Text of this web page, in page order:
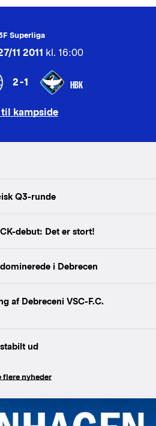
Superliga
11 2011 kl. 16:00
2-1 HBK
til kampside
Q3-runde
debut: Det er stort!
i Debrecen
af Debreceni VSC-F.C.
ud
flere nyheder